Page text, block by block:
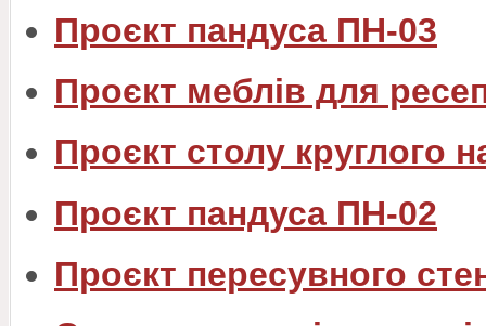
Проєкт пандуса ПН-03
Проєкт меблів для
Проєкт столу круглого
Проєкт пандуса ПН-02
Проєкт пересувного